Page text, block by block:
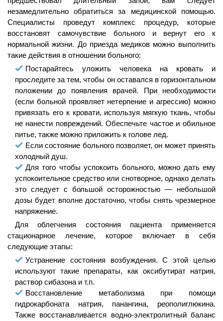
незамедлительно обратиться за медицинской помощью.
Специалисты проведут комплекс процедур, которые
восстановят самочувствие больного и вернут его к
нормальной жизни. До приезда медиков можно выполнить
такие действия в отношении больного:
Постарайтесь уложить человека на кровать и
проследите за тем, чтобы он оставался в горизонтальном
положении до появления врачей. При необходимости
(если больной проявляет нетерпение и агрессию) можно
привязать его к кровати, используя мягкую ткань, чтобы
не нанести повреждений. Обеспечьте частое и обильное
питье, также можно приложить к голове лед.
Если состояние больного позволяет, он может принять
холодный душ.
Для того чтобы успокоить больного, можно дать ему
успокоительное средство или снотворное, однако делать
это следует с большой осторожностью — небольшой
дозы будет вполне достаточно, чтобы снять чрезмерное
напряжение.
Для облегчения состояния пациента применяется
стационарное лечение, которое включает в себя
следующие этапы:
Устранение состояния возбуждения. С этой целью
используют такие препараты, как оксибутират натрия,
раствор сибазона и т.п.
Восстановление метаболизма при помощи
гидрокарбоната натрия, панангина, реополиглюкина.
Также восстанавливается водно-электролитный баланс